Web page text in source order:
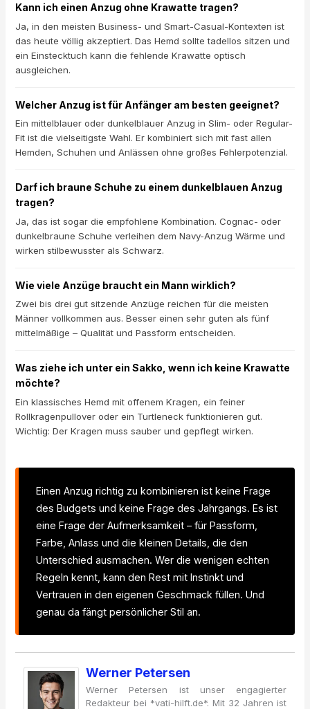
Kann ich einen Anzug ohne Krawatte tragen?
Ja, in den meisten Business- und Smart-Casual-Kontexten ist
das heute völlig akzeptiert. Das Hemd sollte tadellos sitzen und
ein Einstecktuch kann die fehlende Krawatte optisch
ausgleichen.
Welcher Anzug ist für Anfänger am besten geeignet?
Ein mittelblauer oder dunkelblauer Anzug in Slim- oder Regular-
Fit ist die vielseitigste Wahl. Er kombiniert sich mit fast allen
Hemden, Schuhen und Anlässen ohne großes Fehlerpotenzial.
Darf ich braune Schuhe zu einem dunkelblauen Anzug
tragen?
Ja, das ist sogar die empfohlene Kombination. Cognac- oder
dunkelbraune Schuhe verleihen dem Navy-Anzug Wärme und
wirken stilbewusster als Schwarz.
Wie viele Anzüge braucht ein Mann wirklich?
Zwei bis drei gut sitzende Anzüge reichen für die meisten
Männer vollkommen aus. Besser einen sehr guten als fünf
mittelmäßige – Qualität und Passform entscheiden.
Was ziehe ich unter ein Sakko, wenn ich keine Krawatte
möchte?
Ein klassisches Hemd mit offenem Kragen, ein feiner
Rollkragenpullover oder ein Turtleneck funktionieren gut.
Wichtig: Der Kragen muss sauber und gepflegt wirken.
Einen Anzug richtig zu kombinieren ist keine Frage
des Budgets und keine Frage des Jahrgangs. Es ist
eine Frage der Aufmerksamkeit – für Passform,
Farbe, Anlass und die kleinen Details, die den
Unterschied ausmachen. Wer die wenigen echten
Regeln kennt, kann den Rest mit Instinkt und
Vertrauen in den eigenen Geschmack füllen. Und
genau da fängt persönlicher Stil an.
Werner Petersen
Werner Petersen ist unser engagierter
Redakteur bei *vati-hilft.de*. Mit 32 Jahren ist